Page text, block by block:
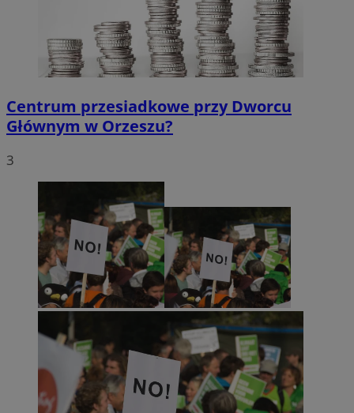
Centrum przesiadkowe przy Dworcu
Głównym w Orzeszu?
3